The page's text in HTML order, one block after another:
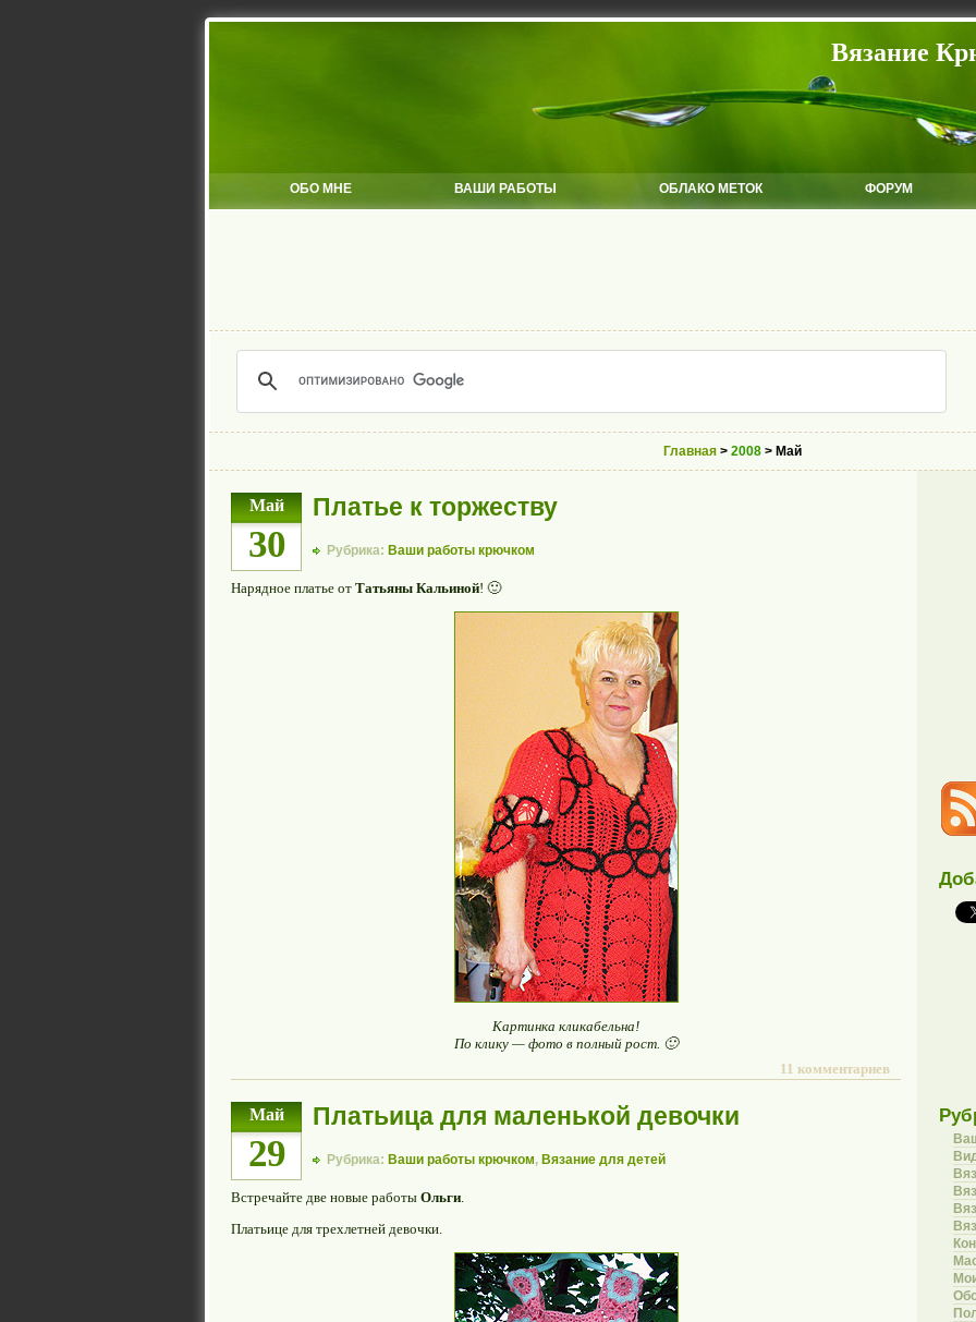
Вязание
ОБО МНЕ ВАШИ РАБОТЫ ОБЛАКО МЕТОК ФОРУМ
Главная> 2008> Май
Май
30
Платье к торжеству
Рубрика: Ваши работы крючком
Нарядное платье от Татьяны Кальиной! 🙂
Картинка кликабельна!
По клику — фото в полный рост. 🙂
11 комментариев
Май
29
Платьица для маленькой девочки
Рубрика: Ваши работы крючком, Вязание для детей
Встречайте две новые работы Ольги
Платьице для трехлетней девочки.